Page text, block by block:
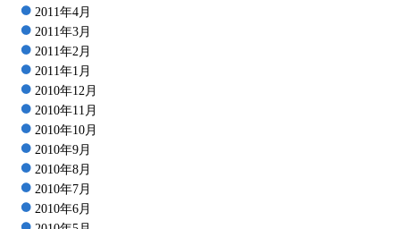
2011年4月
2011年3月
2011年2月
2011年1月
2010年12月
2010年11月
2010年10月
2010年9月
2010年8月
2010年7月
2010年6月